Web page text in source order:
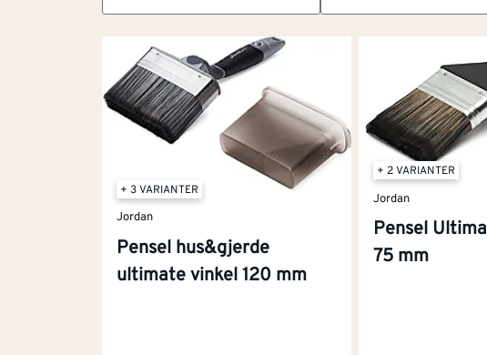
filtersortering
+ 3 VARIANTER
Jordan
Pensel hus&gjerde
ultimate vinkel 120 mm
+ 2 VARIANTER
Jordan
Pensel
75 mm